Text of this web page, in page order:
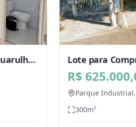
Lote para
Sao Jose Dos
R$
Parque Industrial,
300m²